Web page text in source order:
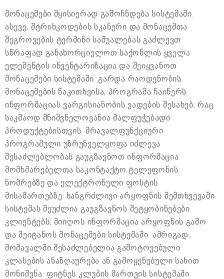
მონაცემები მყისიერად გამოჩნდება სისტემაში.
ასევე, შტრიხკოდების სკანერი და მონაცემთა
შეგროვების ტერმინი საშუალებას გაძლევთ
სწრაფად განახორციელოთ საქონლის ყველა
ელემენტის ინვენტარიზაცია და შეიყვანოთ
მონაცემები სისტემაში. გარდა რაოდენობის
მონაცემების წაკითხვისა, პროგრამა ჩაიწერს
ინფორმაციას ვარგისიანობის ვადების შესახებ, რაც
საკმაოდ მნიშვნელოვანია მალფუჭებადი
პროდუქტებისთვის. მრავალფუნქციური
პროგრამული უზრუნველყოფა იძლევა
შესაძლებლობას გაუგზავნოთ ინფორმაცია
მომხმარებელთა საკონტაქტო ტელეფონის
ნომრებზე და ელექტრონული ფოსტის
მისამართებზე. ხანგრძლივი არყოფნის შემთხვევაში
სისტემას შეუძლია გაუგზავნოს შეტყობინებები
კლიენტებს, მიიღოს ინფორმაცია არყოფნის გამო
და შეიტანოს მონაცემები სისტემაში. ამრიგად,
მომავალში შესაძლებელია გამოტოვებული
კლასების ანაზღაურება ან გამოყენებული სახით
მონიშვნა. ფიტნეს კლუბის მართვის სისტემაში